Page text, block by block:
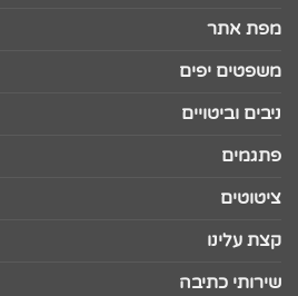
מפת אתר
משפטים יפים
ניבים וביטויים
פתגמים
ציטוטים
קצת עלינו
שירותי כתיבה